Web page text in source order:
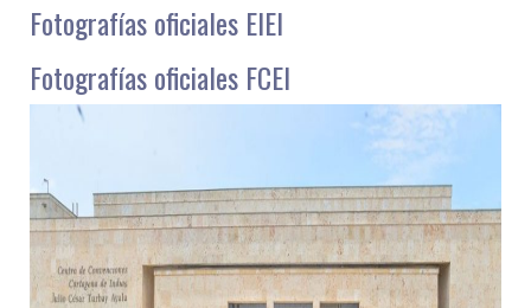
Fotografías oficiales EIEI
Fotografías oficiales FCEI